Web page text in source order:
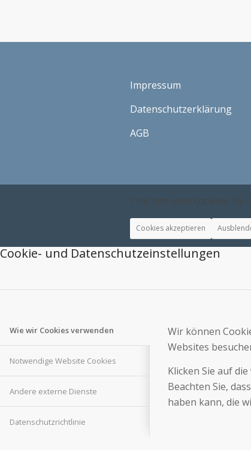
Impressum
Datenschutzerklärung
AGB
This site uses cookies.
Cookies akzeptieren
Cookie- und Datenschutzeinstellungen
Wie wir Cookies verwenden
Notwendige Website Cookies
Andere externe Dienste
Datenschutzrichtlinie
Wir können
Websites
Klicken Sie auf
Beachten Sie,
haben kann, die